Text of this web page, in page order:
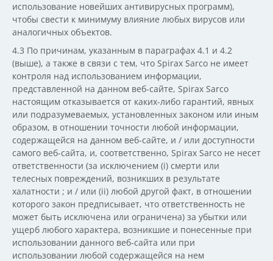
использование новейших антивирусных программ),
чтобы свести к минимуму влияние любых вирусов или
аналогичных объектов.
4.3 По причинам, указанным в параграфах 4.1 и 4.2
(выше), а также в связи с тем, что Spirax Sarco не имеет
контроля над использованием информации,
представленной на данном веб-сайте, Spirax Sarco
настоящим отказывается от каких-либо гарантий, явных
или подразумеваемых, установленных законом или иным
образом, в отношении точности любой информации,
содержащейся на данном веб-сайте, и / или доступности
самого веб-сайта, и, соответственно, Spirax Sarco не несет
ответственности (за исключением (i) смерти или
телесных повреждений, возникших в результате
халатности ; и / или (ii) любой другой факт, в отношении
которого закон предписывает, что ответственность не
может быть исключена или ограничена) за убытки или
ущерб любого характера, возникшие и понесенные при
использовании данного веб-сайта или при
использовании любой содержащейся на нем